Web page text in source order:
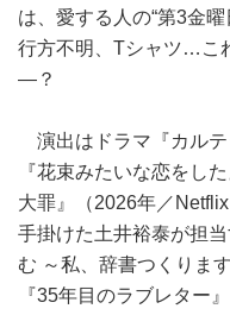
は、愛する人の“第3金
行方不明、Tシャツ…こ
―？
演出はドラマ『カル
『花束みたいな恋をし
大罪』（2026年／
手掛けた土井裕泰が担
む ～私、辞書つくりま
『35年目のラブレター